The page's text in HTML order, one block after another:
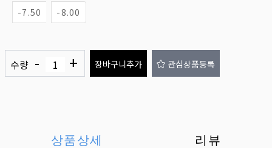
-7.50 -8.00
수량 - + 장바구니추가 관심상품등록
상품상세 리뷰